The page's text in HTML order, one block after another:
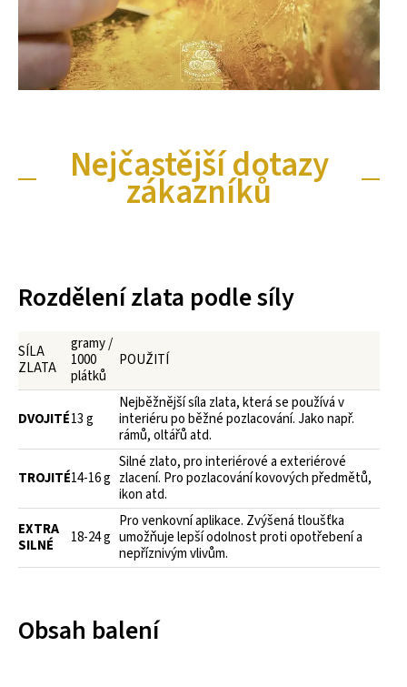
Nejčastější dotazy
zákazníků
Rozdělení zlata podle síly
SÍLA
ZLATA
gramy /
1000
plátků
POUŽITÍ
DVOJITÉ13 g
Nejběžnější síla zlata, která se používá v
interiéru po běžné pozlacování. Jako např.
rámů, oltářů atd.
TROJITÉ14-16 g
Silné zlato, pro interiérové a exteriérové
zlacení. Pro pozlacování kovových předmětů,
ikon atd.
EXTRA
SILNÉ
18-24 g
Pro venkovní aplikace. Zvýšená tloušťka
umožňuje lepší odolnost proti opotřebení a
nepříznivým vlivům.
Obsah balení